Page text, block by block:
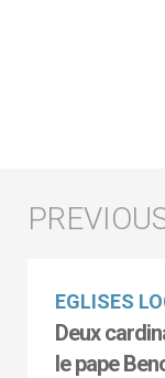
EGLISES
Deux
le pape